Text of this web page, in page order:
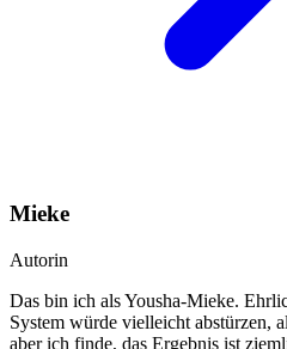
Mieke
Autorin
Das bin ich als Yousha-Mieke.
System würde vielleicht abstürzen,
aber ich finde, das Ergebnis ist